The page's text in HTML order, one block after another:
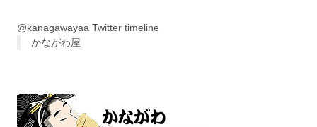
@kanagawayaa Twitter timeline
かながわ屋